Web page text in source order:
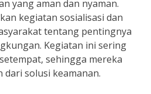
yang aman dan nyaman.
kegiatan sosialisasi dan
tentang pentingnya
Kegiatan ini sering
sehingga mereka
dari solusi keamanan.